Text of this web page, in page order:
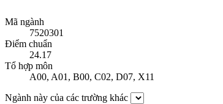
Mã ngành
7520301
Điểm chuẩn
24.17
Tổ hợp môn
A00, A01, B00, C02, D07, X11
Ngành này của các trường khác